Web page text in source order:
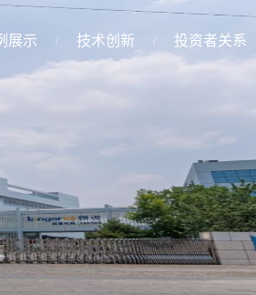
展示 技术创新 投资者关系